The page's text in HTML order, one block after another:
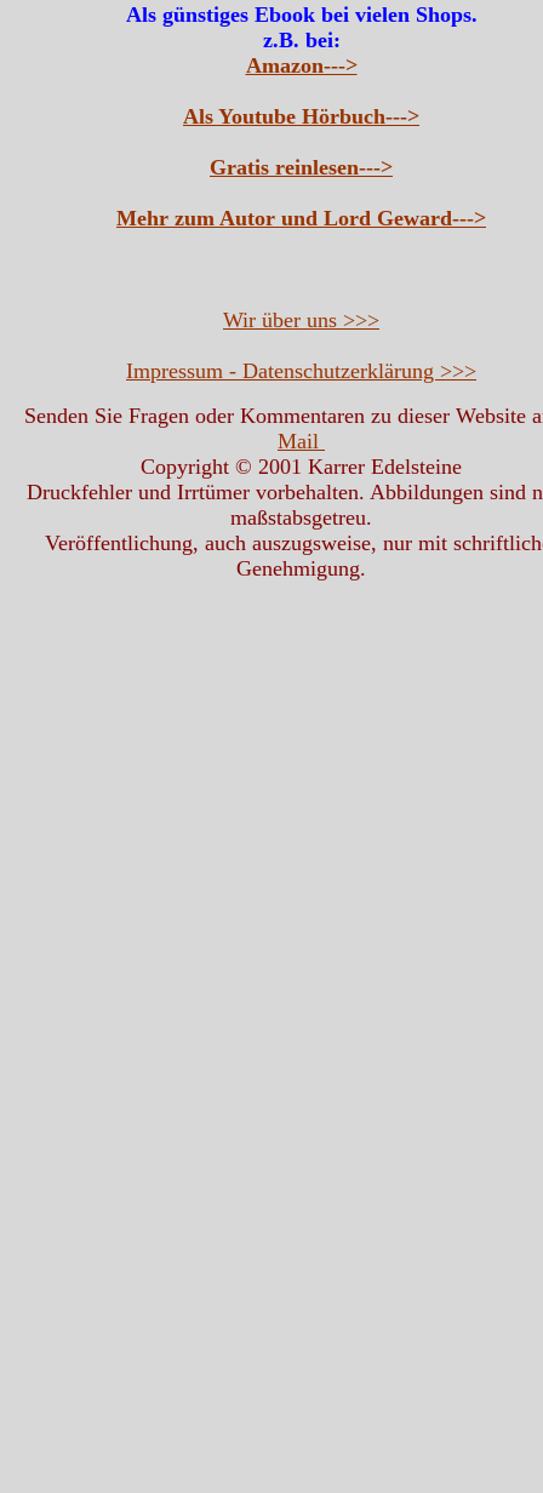
Als günstiges Ebook bei vielen Shops.
z.B. bei:
Amazon--->
Als Youtube Hörbuch--->
Gratis reinlesen--->
Mehr zum Autor und Lord Geward--->
Wir über uns >>>
Impressum - Datenschutzerklärung >>>
Senden Sie Fragen oder Kommentaren zu dieser Website
Mail
Copyright © 2001 Karrer Edelsteine
Druckfehler und Irrtümer vorbehalten. Abbildungen sind
maßstabsgetreu.
Veröffentlichung, auch auszugsweise, nur mit
Genehmigung.